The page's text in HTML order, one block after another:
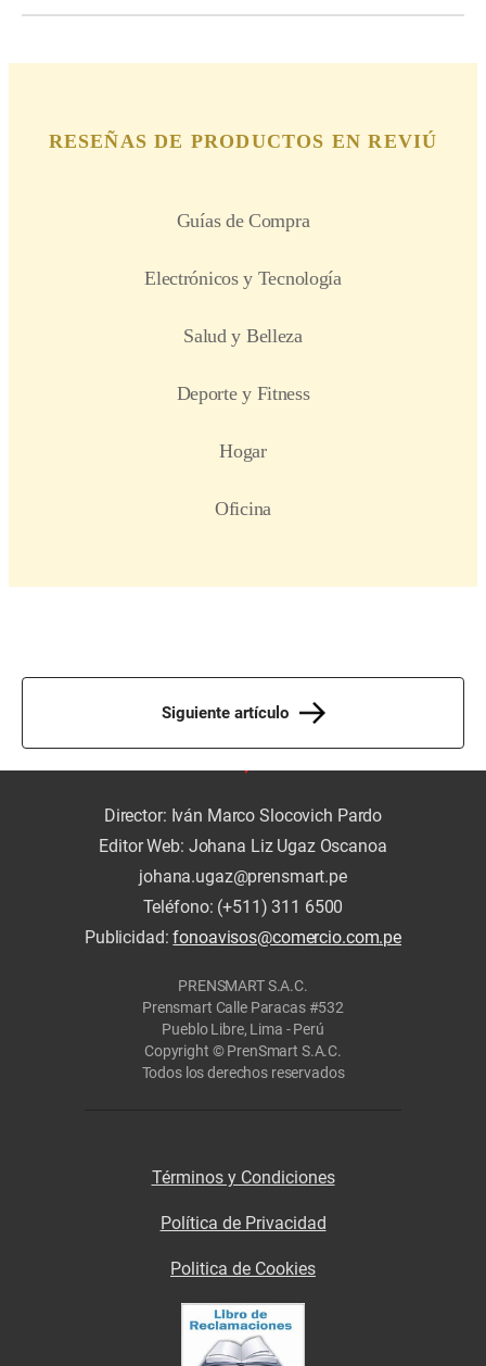
Siguiente artículo
Director: Iván Marco Slocovich Pardo
Editor Web: Johana Liz Ugaz Oscanoa
johana.ugaz@prensmart.pe
Teléfono: (+511) 311 6500
Publicidad:fonoavisos@comercio.com.pe
PRENSMART S.A.C.
Prensmart Calle Paracas #532
Pueblo Libre, Lima - Perú
Copyright © PrenSmart S.A.C.
Todos los derechos reservados
Términos y Condiciones
Política de Privacidad
Politica de Cookies